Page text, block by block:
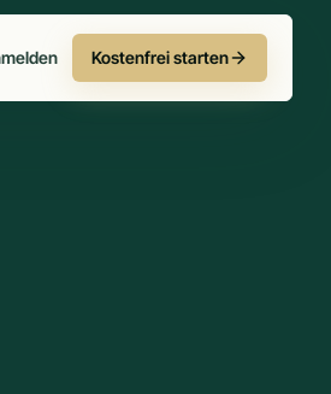
Kostenfrei starten